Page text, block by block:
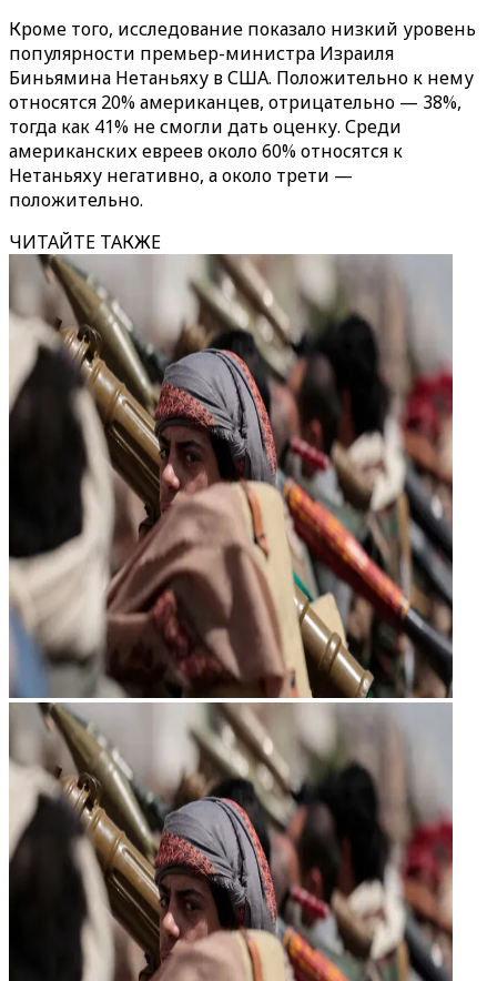
Кроме того, исследование показало низкий уровень
популярности премьер-министра Израиля
Биньямина Нетаньяху в США. Положительно к нему
относятся 20% американцев, отрицательно — 38%,
тогда как 41% не смогли дать оценку. Среди
американских евреев около 60% относятся к
Нетаньяху негативно, а около трети —
положительно.
ЧИТАЙТЕ ТАКЖЕ